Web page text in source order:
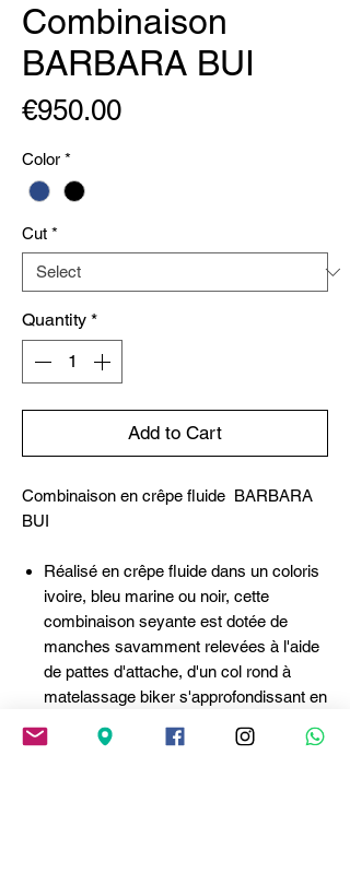
Combinaison
BARBARA BUI
€950.00Price
Color *
Cut *
Quantity *
Add to Cart
Combinaison en crêpe fluide BARBARA
BUI
Réalisé en crêpe fluide dans un coloris
ivoire, bleu marine ou noir, cette
combinaison seyante est dotée de
manches savamment relevées à l'aide
de pattes d'attache, d'un col rond à
matelassage biker s'approfondissant en
encolure tunisienne zippée et de
cordons de serrage. Sa taille cintrée